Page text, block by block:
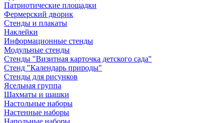
Патриотические площадки
Фермерский дворик
Стенды и плакаты
Наклейки
Информационные стенды
Модульные стенды
Стенды "Визитная карточка детского сада"
Стенд "Календарь природы"
Стенды для рисунков
Ясельная группа
Шахматы и шашки
Настольные наборы
Настенные наборы
Напольные наборы